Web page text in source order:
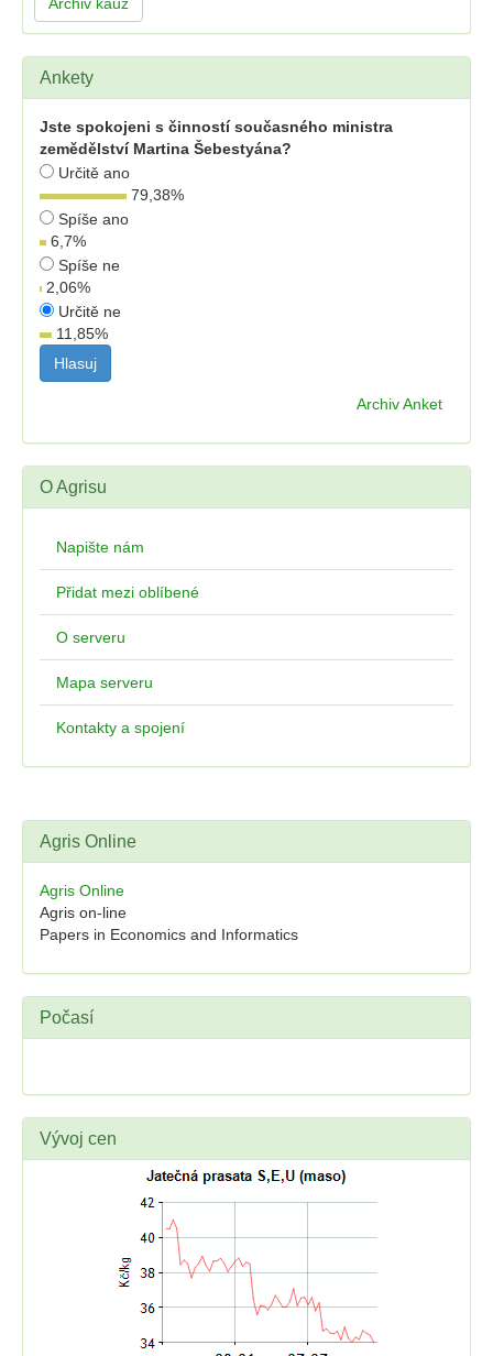
Archiv kauz
Ankety
Jste spokojeni s činností současného ministra
zemědělství Martina Šebestyána?
Určitě ano
79,38%
Spíše ano
6,7%
Spíše ne
2,06%
Určitě ne
11,85%
Archiv Anket
O Agrisu
Napište nám
Přidat mezi oblíbené
O serveru
Mapa serveru
Kontakty a spojení
Agris Online
Agris Online
Agris on-line
Papers in Economics and Informatics
Počasí
Vývoj cen